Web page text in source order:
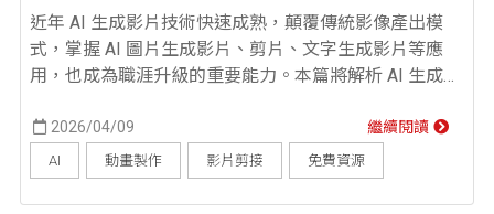
近年 AI 生成影片技術快速成熟，顛覆傳統影像產出模
式，掌握 AI 圖片生成影片、剪片、文字生成影片等應
用，也成為職涯升級的重要能力。本篇將解析 AI 生成影
如何生成影片。對 AI 話題感興趣的你，不妨往下看看
吧！ AI 生成影片原理解密！哪些優勢無可取代？ AI 生
成影片的原理，你了解多少呢？以下詳細為你介紹： AI
生成影片原理 ...
2026/04/09 繼續閱讀
AI 動畫製作 影片剪接 免費資源